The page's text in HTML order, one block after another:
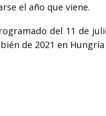
el año que viene.
del 11 de
de 2021 en Hungría